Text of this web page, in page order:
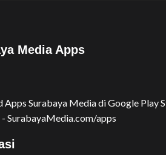
Media Apps
Apps Surabaya Media di Google Play
SurabayaMedia.com/apps